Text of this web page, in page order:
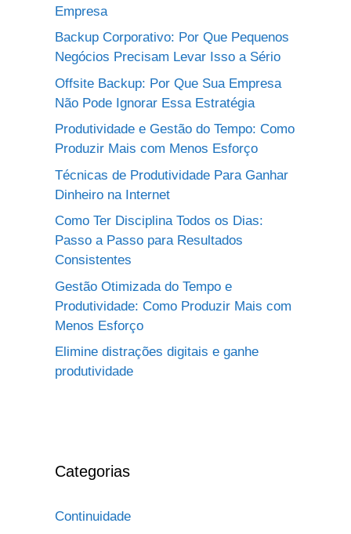
Empresa
Backup Corporativo: Por Que Pequenos
Negócios Precisam Levar Isso a Sério
Offsite Backup: Por Que Sua Empresa
Não Pode Ignorar Essa Estratégia
Produtividade e Gestão do Tempo: Como
Produzir Mais com Menos Esforço
Técnicas de Produtividade Para Ganhar
Dinheiro na Internet
Como Ter Disciplina Todos os Dias:
Passo a Passo para Resultados
Consistentes
Gestão Otimizada do Tempo e
Produtividade: Como Produzir Mais com
Menos Esforço
Elimine distrações digitais e ganhe
produtividade
Categorias
Continuidade